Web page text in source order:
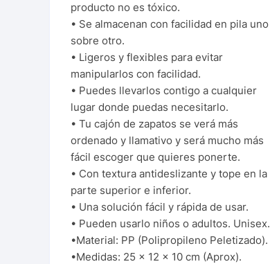
producto no es tóxico.
• Se almacenan con facilidad en pila uno
sobre otro.
• Ligeros y flexibles para evitar
manipularlos con facilidad.
• Puedes llevarlos contigo a cualquier
lugar donde puedas necesitarlo.
• Tu cajón de zapatos se verá más
ordenado y llamativo y será mucho más
fácil escoger que quieres ponerte.
• Con textura antideslizante y tope en la
parte superior e inferior.
• Una solución fácil y rápida de usar.
• Pueden usarlo niños o adultos. Unisex.
•Material: PP (Polipropileno Peletizado).
•Medidas: 25 x 12 x 10 cm (Aprox).